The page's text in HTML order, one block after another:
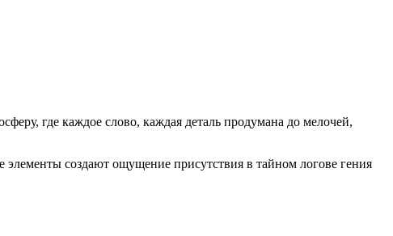
где каждое слово, каждая деталь продумана до мелочей,
создают ощущение присутствия в тайном логове гения